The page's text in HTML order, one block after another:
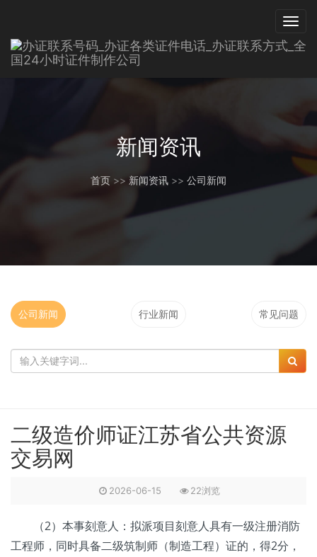
新闻资讯
首页 >> 新闻资讯 >> 公司新闻
公司新闻 行业新闻 常见问题
二级造价师证江苏省公共资源
交易网
2026-06-15 22浏览
（2）本事刻意人：拟派项目刻意人具有一级注册消防
工程师，同时具备二级筑制师（制造工程）证的，得2分，